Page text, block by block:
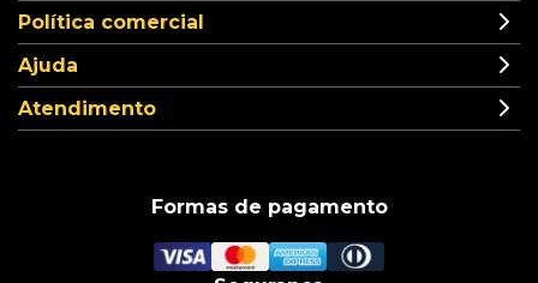
Política comercial
Ajuda
Atendimento
Formas de pagamento